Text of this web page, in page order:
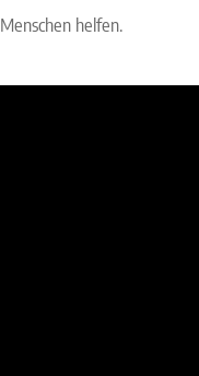
helfen.